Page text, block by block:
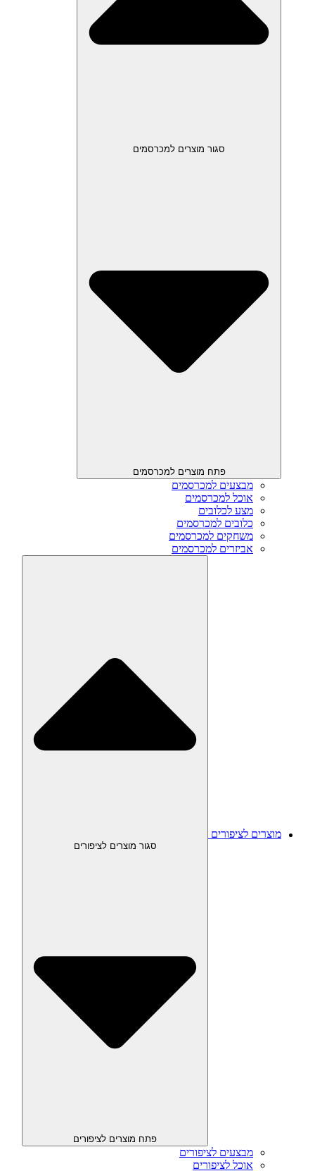
סגור מוצרים למכרסמים
פתח מוצרים למכרסמים
מבצעים למכרסמים
אוכל למכרסמים
מצע לכלובים
כלובים למכרסמים
משחקים למכרסמים
אביזרים למכרסמים
מוצרים לציפורים
סגור מוצרים לציפורים
פתח מוצרים לציפורים
מבצעים לציפורים
אוכל לציפורים